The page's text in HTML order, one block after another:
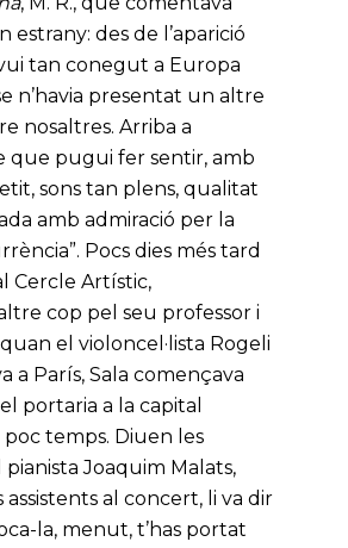
estrany: des de l’aparició
tan conegut a Europa
n’havia presentat un altre
nosaltres. Arriba a
que pugui fer sentir, amb
sons tan plens, qualitat
amb admiració per la
Pocs dies més tard
Cercle Artístic,
cop pel seu professor i
el violoncel·lista Rogeli
a París, Sala començava
portaria a la capital
temps. Diuen les
Joaquim Malats,
al concert, li va dir
la, menut, t’has portat